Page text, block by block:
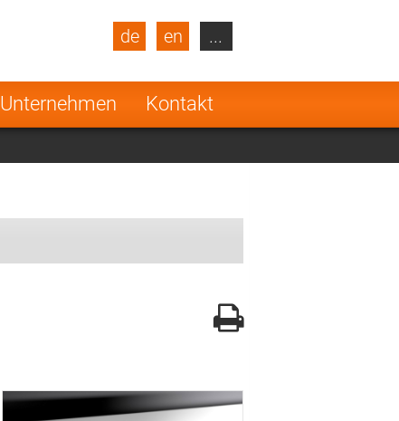
Unternehmen Kontakt
de en
Turkey
Netherlands
...